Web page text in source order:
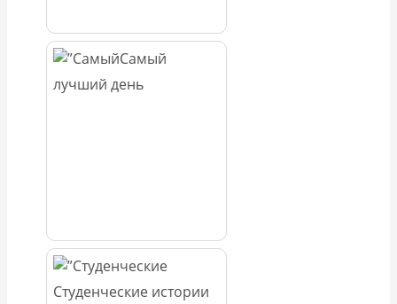
Самый
лучший день
Студенческие истории